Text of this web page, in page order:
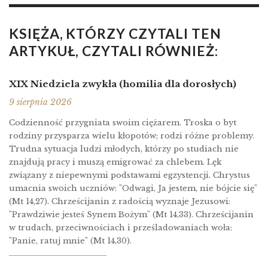
KSIĘŻA, KTÓRZY CZYTALI TEN
ARTYKUŁ, CZYTALI RÓWNIEŻ:
XIX Niedziela zwykła (homilia dla dorosłych)
9 sierpnia 2026
Codzienność przygniata swoim ciężarem. Troska o byt
rodziny przysparza wielu kłopotów; rodzi różne problemy.
Trudna sytuacja ludzi młodych, którzy po studiach nie
znajdują pracy i muszą emigrować za chlebem. Lęk
związany z niepewnymi podstawami egzystencji. Chrystus
umacnia swoich uczniów: "Odwagi, Ja jestem, nie bójcie się"
(Mt 14,27). Chrześcijanin z radością wyznaje Jezusowi:
"Prawdziwie jesteś Synem Bożym" (Mt 14,33). Chrześcijanin
w trudach, przeciwnościach i prześladowaniach woła:
"Panie, ratuj mnie" (Mt 14,30).